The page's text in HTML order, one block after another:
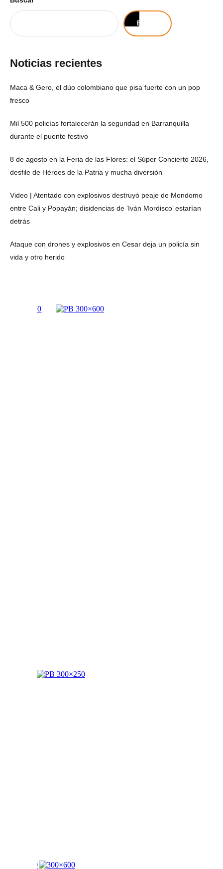
Buscar
Noticias recientes
Maca & Gero, el dúo colombiano que pisa fuerte con un pop
fresco
Mil 500 policías fortalecerán la seguridad en Barranquilla
durante el puente festivo
8 de agosto en la Feria de las Flores: el Súper Concierto 2026,
desfile de Héroes de la Patria y mucha diversión
Video | Atentado con explosivos destruyó peaje de Mondomo
entre Cali y Popayán; disidencias de ‘Iván Mordisco’ estarían
detrás
Ataque con drones y explosivos en Cesar deja un policía sin
vida y otro herido